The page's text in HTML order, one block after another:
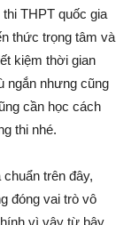
THPT quốc gia
thức trọng tâm và
kiệm thời gian
ngắn nhưng cũng
cần học cách
thi nhé.
trên đây,
đóng vai trò vô